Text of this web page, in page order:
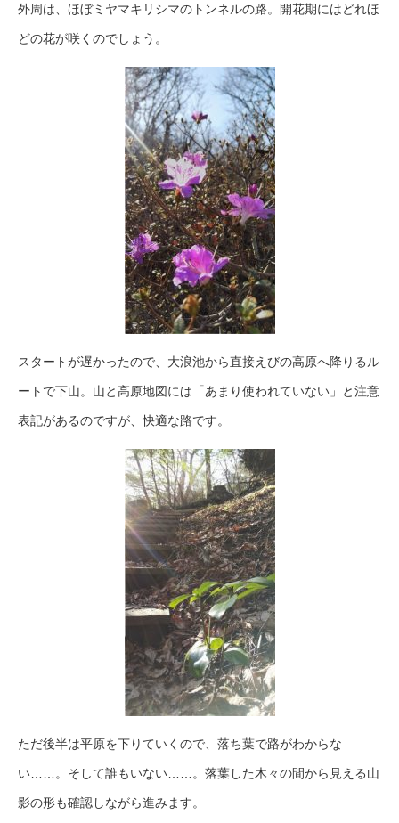
外周は、ほぼミヤマキリシマのトンネルの路。開花期にはどれほ
どの花が咲くのでしょう。
スタートが遅かったので、大浪池から直接えびの高原へ降りるル
ートで下山。山と高原地図には「あまり使われていない」と注意
表記があるのですが、快適な路です。
ただ後半は平原を下りていくので、落ち葉で路がわからな
い……。そして誰もいない……。落葉した木々の間から見える山
影の形も確認しながら進みます。